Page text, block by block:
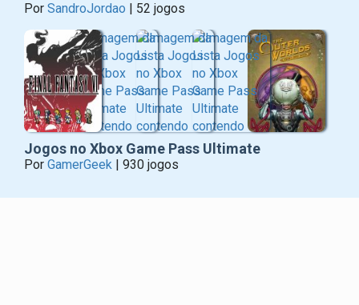
Por SandroJordao | 52 jogos
Jogos no Xbox Game Pass Ultimate
Por GamerGeek | 930 jogos